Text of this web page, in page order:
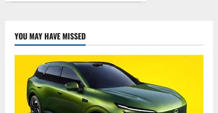
Truck
gamei
sale
de
vehicule
electrice
cu
două
modele
noi,
e18Mx
și
e18Lx
YOU MAY HAVE MISSED